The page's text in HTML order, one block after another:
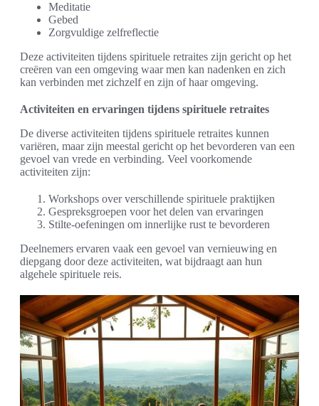
Meditatie
Gebed
Zorgvuldige zelfreflectie
Deze activiteiten tijdens spirituele retraites zijn gericht op het
creëren van een omgeving waar men kan nadenken en zich
kan verbinden met zichzelf en zijn of haar omgeving.
Activiteiten en ervaringen tijdens spirituele retraites
De diverse activiteiten tijdens spirituele retraites kunnen
variëren, maar zijn meestal gericht op het bevorderen van een
gevoel van vrede en verbinding. Veel voorkomende
activiteiten zijn:
Workshops over verschillende spirituele praktijken
Gespreksgroepen voor het delen van ervaringen
Stilte-oefeningen om innerlijke rust te bevorderen
Deelnemers ervaren vaak een gevoel van vernieuwing en
diepgang door deze activiteiten, wat bijdraagt aan hun
algehele spirituele reis.